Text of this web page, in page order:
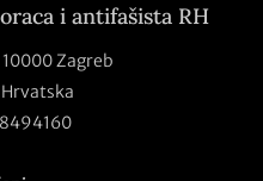
i antifašista RH
10000 Zagreb